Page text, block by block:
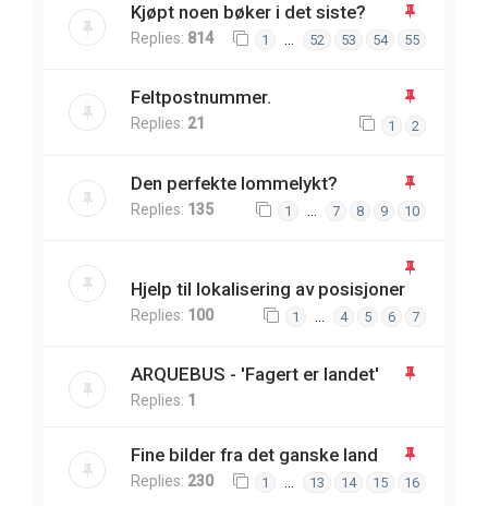
Kjøpt noen bøker i det siste?
Replies: 814 1 … 52 53 54 55
Feltpostnummer.
Replies: 21 1 2
Den perfekte lommelykt?
Replies: 135 1 7 8 9 10
Hjelp til lokalisering av posisjoner
Replies: 100 1 4 5 6 7
ARQUEBUS - 'Fagert er landet'
Replies: 1
Fine bilder fra det ganske land
Replies: 230 1 … 13 14 15 16